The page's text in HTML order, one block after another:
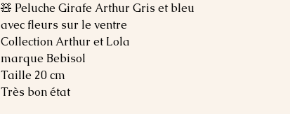
🧸 Peluche Girafe Arthur Gris et bleu
avec fleurs sur le ventre
Collection Arthur et Lola
marque Bebisol
Taille 20 cm
Très bon état